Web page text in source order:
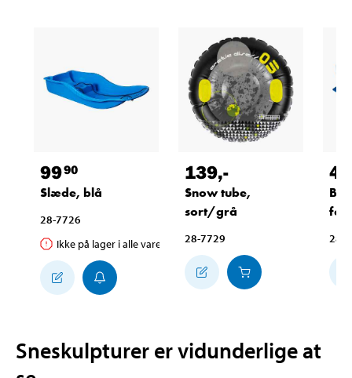
9990
Slæde, blå
28-7726
Ikke på lager i alle varehuse
139,-
Snow tube,
sort/grå
28-7729 28-
Sneskulpturer er vidunderlige at